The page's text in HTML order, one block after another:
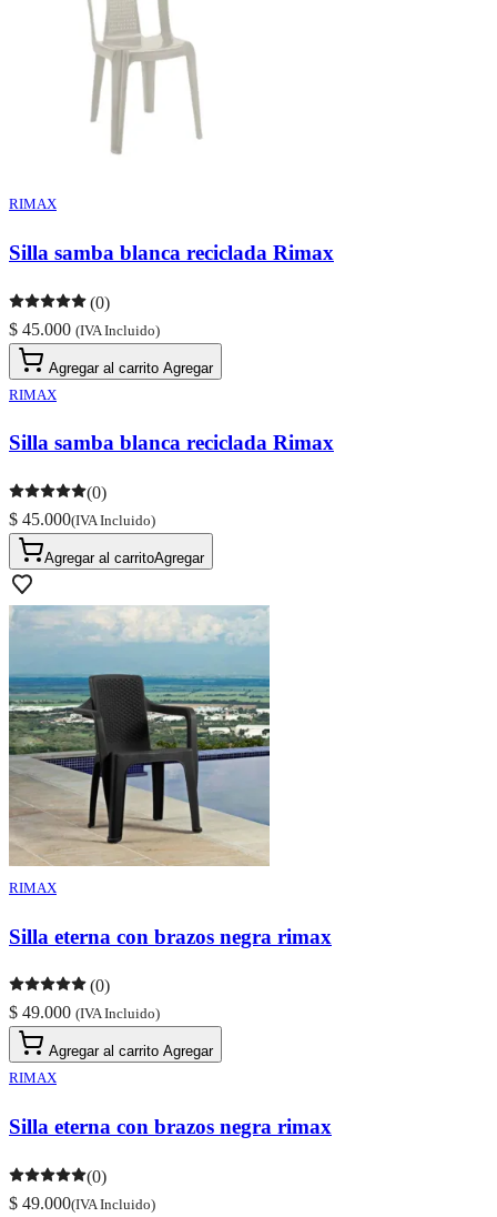
RIMAX
Silla samba blanca reciclada Rimax
(0)
$ 45.000 (IVA Incluido)
Agregar al carrito Agregar
RIMAX
Silla samba blanca reciclada Rimax
(0)
$ 45.000(IVA Incluido)
Agregar al carritoAgregar
RIMAX
Silla eterna con brazos negra rimax
(0)
$ 49.000 (IVA Incluido)
Agregar al carrito Agregar
RIMAX
Silla eterna con brazos negra rimax
(0)
$ 49.000(IVA Incluido)